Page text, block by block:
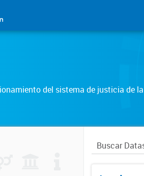
del sistema de justicia de la